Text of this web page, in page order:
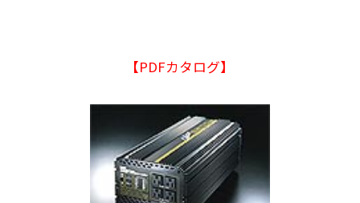
【PDFカタログ】